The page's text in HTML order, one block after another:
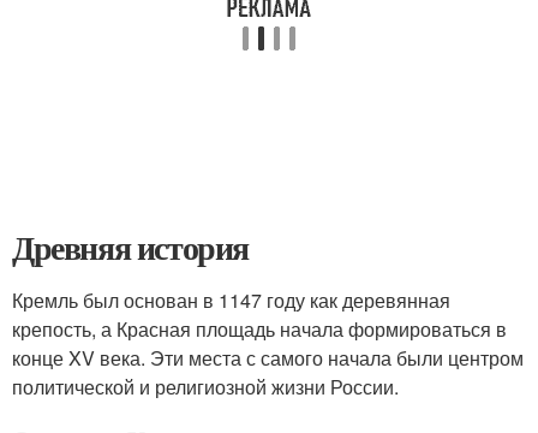
Древняя история
Кремль был основан в 1147 году как деревянная
крепость, а Красная площадь начала формироваться в
конце XV века. Эти места с самого начала были центром
политической и религиозной жизни России.